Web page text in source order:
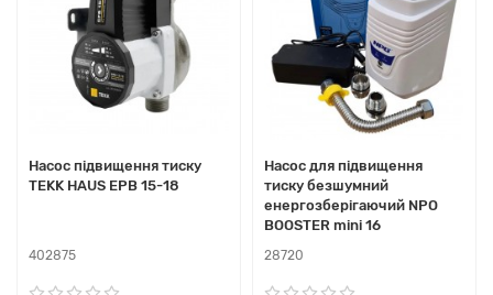
Насос підвищення тиску
TEKK HAUS EPB 15-18
402875
Насос для підвищення
тиску безшумний
енергозберігаючий NPO
BOOSTER mini 16
28720